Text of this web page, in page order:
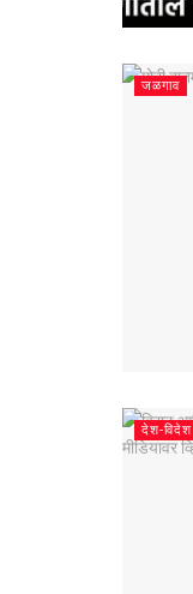
जळगाव
देश-विदेश